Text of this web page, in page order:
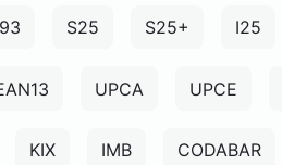
S25 S25+ I25
UPCA UPCE
KIX IMB CODABAR